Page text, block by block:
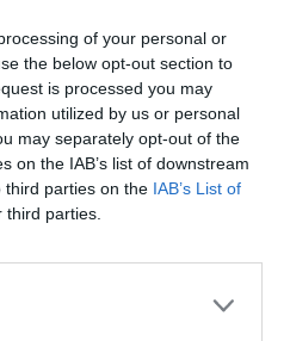
of your personal or
the below opt-out section to
is processed you may
utilized by us or personal
may separately opt-out of the
on the IAB’s list of downstream
third parties on the IAB’s List of
parties.
van